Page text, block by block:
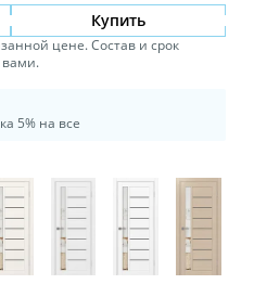
Купить
цене. Состав и срок
вами.
5% на все